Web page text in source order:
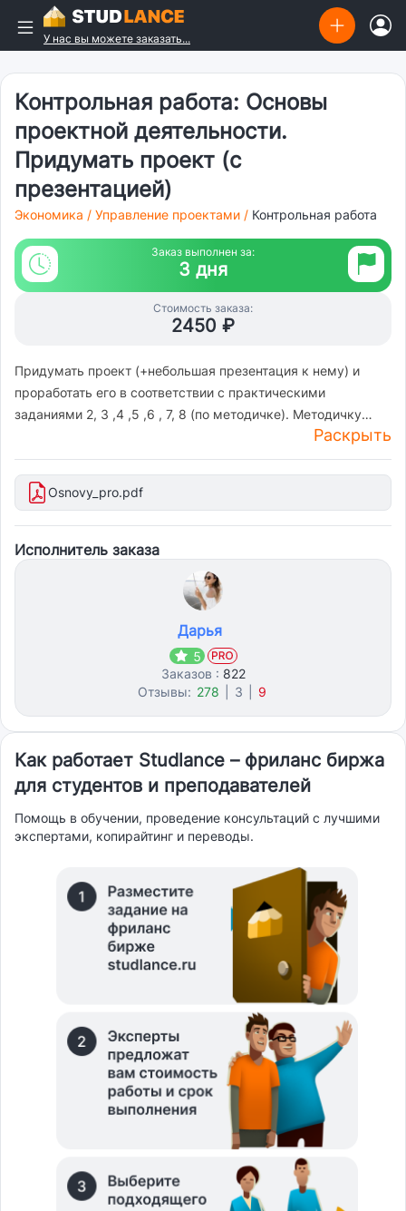
У нас вы можете заказать...
Контрольная работа: Основы
проектной деятельности.
Придумать проект (с
презентацией)
Экономика / Управление проектами / Контрольная работа
Заказ выполнен за:
3 дня
Стоимость заказа:
2450 ₽
Придумать проект (+небольшая презентация к нему) и
проработать его в соответствии с практическими
заданиями 2, 3 ,4 ,5 ,6 , 7, 8 (по методичке). Методичку
Раскрыть
Osnovy_pro.pdf
Исполнитель заказа
Дарья
5
Заказов : 822
Отзывы: 278 3 9
Как работает Studlance – фриланс биржа
для студентов и преподавателей
Помощь в обучении, проведение консультаций с лучшими
экспертами, копирайтинг и переводы.